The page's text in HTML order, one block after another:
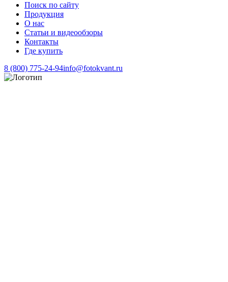
Поиск по сайту
Продукция
О нас
Статьи и видеообзоры
Контакты
Где купить
8 (800) 775-24-94info@fotokvant.ru